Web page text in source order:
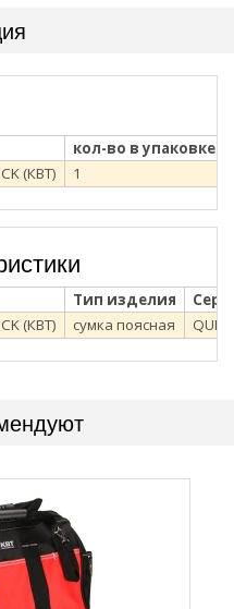
кол-во в упаковке
(КВТ) 1
Тип изделия
(КВТ) сумка поясная